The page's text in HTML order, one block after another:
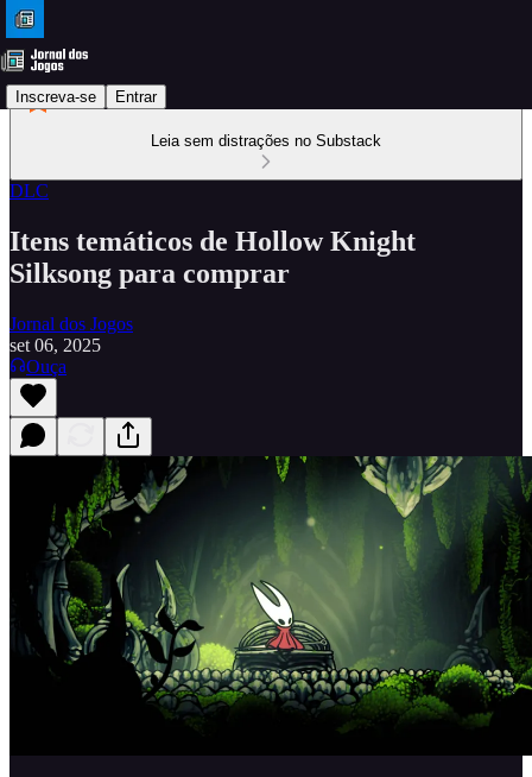
Inscreva-se Entrar
Leia sem distrações no Substack
DLC
Itens temáticos de Hollow Knight
Silksong para comprar
Jornal dos Jogos
set 06, 2025
Ouça